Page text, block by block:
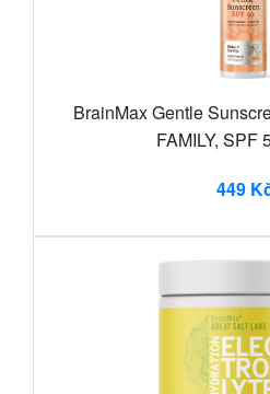
BrainMax Gentle
FAMILY, SPF
449